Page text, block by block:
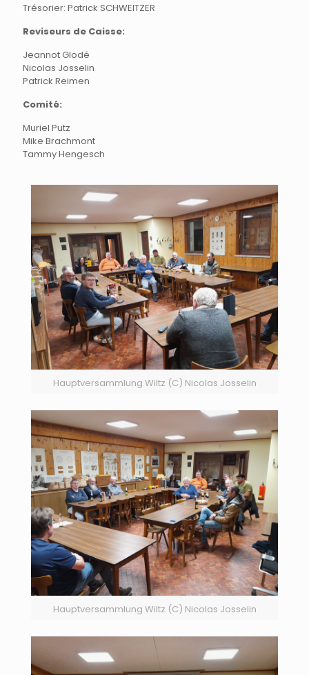
Trésorier: Patrick SCHWEITZER
Reviseurs de Caisse:
Jeannot Glodé
Nicolas Josselin
Patrick Reimen
Comité:
Muriel Putz
Mike Brachmont
Tammy Hengesch
Hauptversammlung Wiltz (C) Nicolas Josselin
Hauptversammlung Wiltz (C) Nicolas Josselin